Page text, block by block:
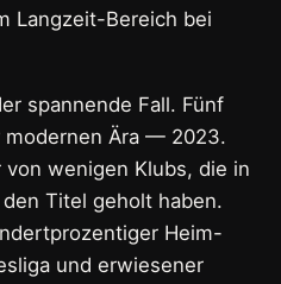
Langzeit-Bereich bei
spannende Fall. Fünf
modernen Ära — 2023.
wenigen Klubs, die in
Titel geholt haben.
Heim-
und erwiesener